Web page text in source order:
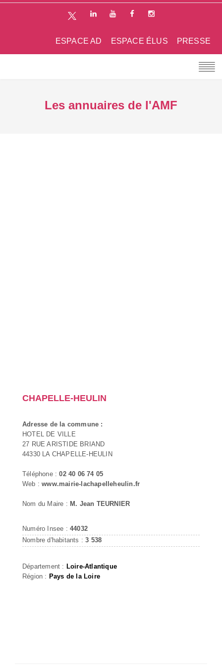
PRESSE
ESPACE ÉLUS
ESPACE AD
Les annuaires de l'AMF
CHAPELLE-HEULIN
Adresse de la commune :
HOTEL DE VILLE
27 RUE ARISTIDE BRIAND
44330 LA CHAPELLE-HEULIN
Téléphone :02 40 06 74 05
Web :www.mairie-lachapelleheulin.fr
Nom du Maire : M. Jean TEURNIER
Numéro Insee : 44032
Nombre d'habitants :3 538
Département : Loire-Atlantique
Région : Pays de la Loire